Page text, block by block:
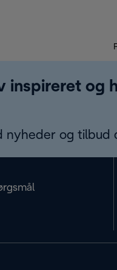
inspireret og
nyheder og tilbud